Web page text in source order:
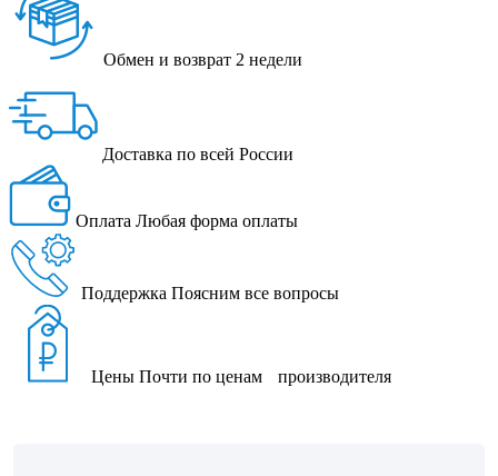
Обмен и возврат 2 недели
Доставка по всей России
Оплата Любая форма оплаты
Поддержка Поясним все вопросы
Цены Почти по ценам производителя